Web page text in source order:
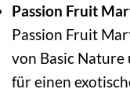
Passion Fruit
Passion Fruit
von Basic Nature
für einen